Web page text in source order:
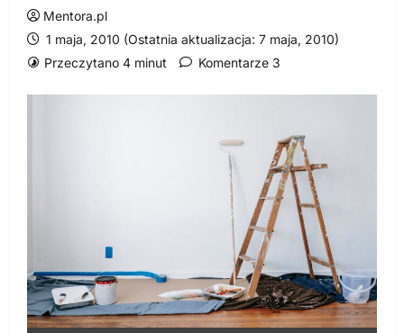
Mentora.pl
1 maja, 2010 (Ostatnia aktualizacja: 7 maja, 2010)
Przeczytano 4 minut
Komentarze 3